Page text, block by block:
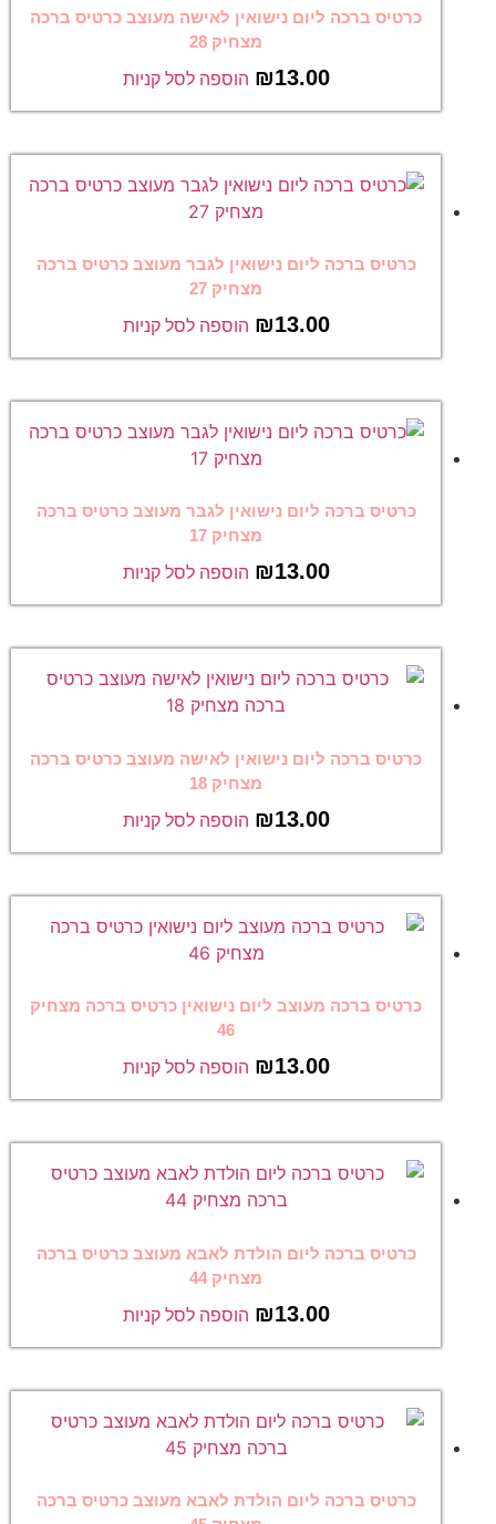
כרטיס ברכה ליום נישואין לאישה מעוצב כרטיס ברכה
מצחיק 28
₪13.00 הוספה לסל קניות
כרטיס ברכה ליום נישואין לגבר מעוצב כרטיס ברכה
מצחיק 27
₪13.00 הוספה לסל קניות
כרטיס ברכה ליום נישואין לגבר מעוצב כרטיס ברכה
מצחיק 17
₪13.00 הוספה לסל קניות
כרטיס ברכה ליום נישואין לאישה מעוצב כרטיס ברכה
מצחיק 18
₪13.00 הוספה לסל קניות
כרטיס ברכה מעוצב ליום נישואין כרטיס ברכה מצחיק
46
₪13.00 הוספה לסל קניות
כרטיס ברכה ליום הולדת לאבא מעוצב כרטיס ברכה
מצחיק 44
₪13.00 הוספה לסל קניות
כרטיס ברכה ליום הולדת לאבא מעוצב כרטיס ברכה